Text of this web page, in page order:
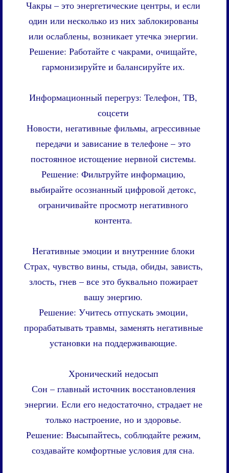
Чакры – это энергетические центры, и если
один или несколько из них заблокированы
или ослаблены, возникает утечка энергии.
Решение: Работайте с чакрами, очищайте,
гармонизируйте и балансируйте их.
Информационный перегруз: Телефон, ТВ,
соцсети
Новости, негативные фильмы, агрессивные
передачи и зависание в телефоне – это
постоянное истощение нервной системы.
Решение: Фильтруйте информацию,
выбирайте осознанный цифровой детокс,
ограничивайте просмотр негативного
контента.
Негативные эмоции и внутренние блоки
Страх, чувство вины, стыда, обиды, зависть,
злость, гнев – все это буквально пожирает
вашу энергию.
Решение: Учитесь отпускать эмоции,
прорабатывать травмы, заменять негативные
установки на поддерживающие.
Хронический недосып
Сон – главный источник восстановления
энергии. Если его недостаточно, страдает не
только настроение, но и здоровье.
Решение: Высыпайтесь, соблюдайте режим,
создавайте комфортные условия для сна.